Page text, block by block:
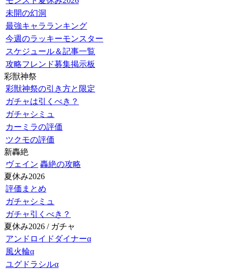
未開の幻洞
最強キャラランキング
今週のラッキーモンスター
スケジュール＆記事一覧
攻略フレンド募集掲示板
彩獣神祭
彩獣神祭の引き方と限定
ガチャは引くべき？
ガチャシミュ
カーミラの評価
ツクモの評価
新轟絶
ヴェイン 轟絶の攻略
夏休み2026
評価まとめ
ガチャシミュ
ガチャ引くべき？
夏休み2026 / ガチャ
アンドロイドダイナーα
風火輪α
ユグドラシルα